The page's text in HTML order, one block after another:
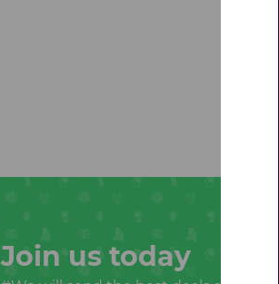
Join us today